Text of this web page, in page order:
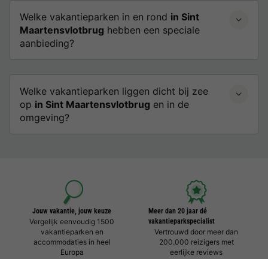
Welke vakantieparken in en rond in Sint
Maartensvlotbrug hebben een speciale
aanbieding?
Welke vakantieparken liggen dicht bij zee
op in Sint Maartensvlotbrug en in de
omgeving?
Jouw vakantie, jouw keuze
Vergelijk eenvoudig 1500
vakantieparken en
accommodaties in heel
Europa
Meer dan 20 jaar dé
vakantieparkspecialist
Vertrouwd door meer dan
200.000 reizigers met
eerlijke reviews